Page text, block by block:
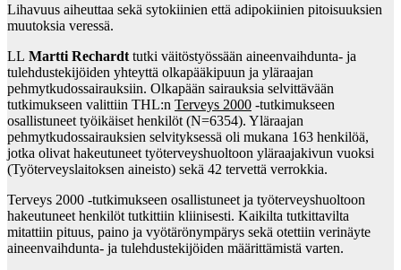
Lihavuus aiheuttaa sekä sytokiinien että adipokiinien pitoisuuksien
muutoksia veressä.
LL Martti Rechardttutki väitöstyössään aineenvaihdunta- ja
tulehdustekijöiden yhteyttä olkapääkipuun ja yläraajan
pehmytkudossairauksiin. Olkapään sairauksia selvittävään
tutkimukseen valittiin THL:n Terveys 2000 -tutkimukseen
osallistuneet työikäiset henkilöt (N=6354). Yläraajan
pehmytkudossairauksien selvityksessä oli mukana 163 henkilöä,
jotka olivat hakeutuneet työterveyshuoltoon yläraajakivun vuoksi
(Työterveyslaitoksen aineisto) sekä 42 tervettä verrokkia.
Terveys 2000 -tutkimukseen osallistuneet ja työterveyshuoltoon
hakeutuneet henkilöt tutkittiin kliinisesti. Kaikilta tutkittavilta
mitattiin pituus, paino ja vyötärönympärys sekä otettiin verinäyte
aineenvaihdunta- ja tulehdustekijöiden määrittämistä varten.